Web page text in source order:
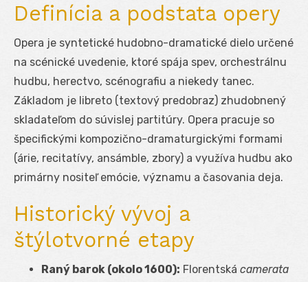
Definícia a podstata opery
Opera je syntetické hudobno-dramatické dielo určené
na scénické uvedenie, ktoré spája spev, orchestrálnu
hudbu, herectvo, scénografiu a niekedy tanec.
Základom je libreto (textový predobraz) zhudobnený
skladateľom do súvislej partitúry. Opera pracuje so
špecifickými kompozično-dramaturgickými formami
(árie, recitatívy, ansámble, zbory) a využíva hudbu ako
primárny nositeľ emócie, významu a časovania deja.
Historický vývoj a
štýlotvorné etapy
Raný barok (okolo 1600): Florentská camerata